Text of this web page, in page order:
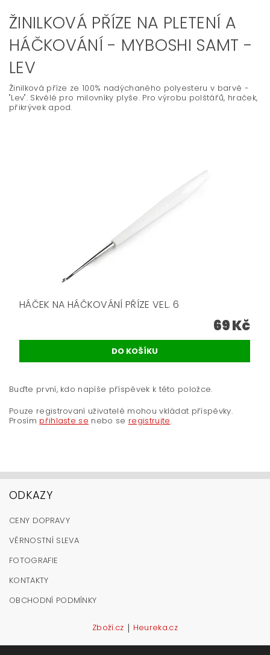
ŽINILKOVÁ PŘÍZE NA PLETENÍ A
HÁČKOVÁNÍ - MYBOSHI SAMT -
LEV
Žinilková příze ze 100% nadýchaného polyesteru v barvě -
"Lev". Skvělé pro milovníky plyše. Pro výrobu polštářů, hraček,
přikrývek apod.
HÁČEK NA HÁČKOVÁNÍ PŘÍZE VEL. 6
69 Kč
Buďte první, kdo napíše příspěvek k této položce.
Pouze registrovaní uživatelé mohou vkládat příspěvky.
Prosím přihlaste se nebo se registrujte.
ODKAZY
CENY DOPRAVY
VĚRNOSTNÍ SLEVA
FOTOGRAFIE
KONTAKTY
OBCHODNÍ PODMÍNKY
Zboží.cz | Heureka.cz